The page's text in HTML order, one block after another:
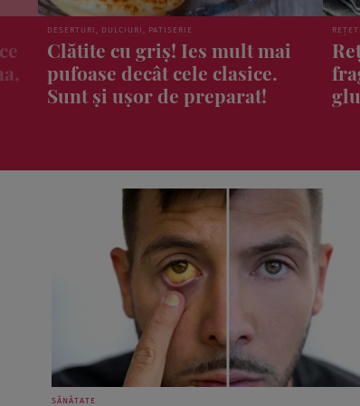
REȚETE CULINARE
Rețetă de paste din dovlecel:
fragede, crocante și fără
gluten
ȘTIRI
SĂNĂTATE